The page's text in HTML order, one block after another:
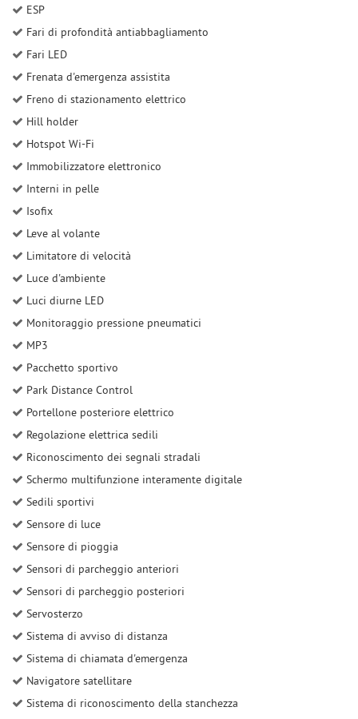
ESP
Fari di profondità antiabbagliamento
Fari LED
Frenata d'emergenza assistita
Freno di stazionamento elettrico
Hill holder
Hotspot Wi-Fi
Immobilizzatore elettronico
Interni in pelle
Isofix
Leve al volante
Limitatore di velocità
Luce d'ambiente
Luci diurne LED
Monitoraggio pressione pneumatici
MP3
Pacchetto sportivo
Park Distance Control
Portellone posteriore elettrico
Regolazione elettrica sedili
Riconoscimento dei segnali stradali
Schermo multifunzione interamente digitale
Sedili sportivi
Sensore di luce
Sensore di pioggia
Sensori di parcheggio anteriori
Sensori di parcheggio posteriori
Servosterzo
Sistema di avviso di distanza
Sistema di chiamata d'emergenza
Navigatore satellitare
Sistema di riconoscimento della stanchezza